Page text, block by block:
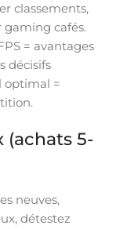
classements,
gaming cafés.
= avantages
décisifs
optimal =
(achats 5-
neuves,
détestez